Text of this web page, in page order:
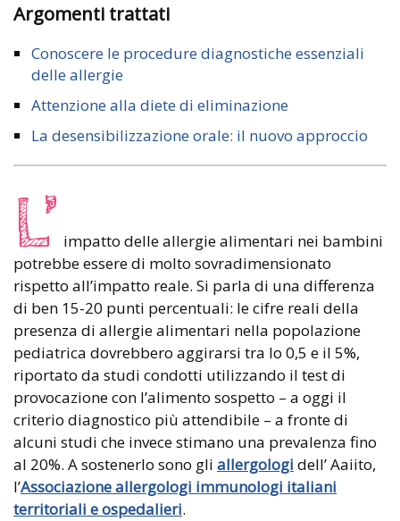
Argomenti trattati
Conoscere le procedure diagnostiche essenziali
delle allergie
Attenzione alla diete di eliminazione
La desensibilizzazione orale: il nuovo approccio
L’ impatto delle allergie alimentari nei bambini
potrebbe essere di molto sovradimensionato
rispetto all’impatto reale. Si parla di una differenza
di ben 15-20 punti percentuali: le cifre reali della
presenza di allergie alimentari nella popolazione
pediatrica dovrebbero aggirarsi tra lo 0,5 e il 5%,
riportato da studi condotti utilizzando il test di
provocazione con l’alimento sospetto – a oggi il
criterio diagnostico più attendibile – a fronte di
alcuni studi che invece stimano una prevalenza fino
al 20%. A sostenerlo sono gli allergologi dell’ Aaiito,
l’Associazione allergologi immunologi italiani
territoriali e ospedalieri.